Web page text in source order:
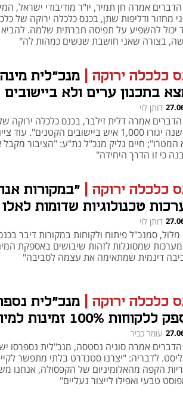
נפתח בכרטיסייה חדשה
You're NXT
נפתח בכרטיסייה חדשה
אמרה חן תמיר, יו"ר מודיבודי ישראל,
מחזור ודליפות שתן, בכנס כלכלה ירוקה של
יכול להשפיע על תפיסה חברתית שלמה.
בצורה שאני חושבת שנשים כמהות לה"
כלכלה ירוקה
מנכ"לית
בתכנון ערים ולא
דותן לוי
אמרה דלית זילבר, בכנס כלכלה ירוקה
15 שנה יגורו 1,000 איש ביישובים
המטרו"; חיים גליק מנכ"ל נת"ע: "הציבור
כי זו הדרך היחידה"
כלכלה ירוקה
"במקורות
טכנולוגיות שדומות
דותן לוי
מלול, סמנכ"ל פיתוח ולקוחות במקורות דיבר
שמסוגלות לזהות שיבושים באספקת
דינמית שמתאימה את עצמה לסביבה"
כלכלה ירוקה
מנכ"לית
100% זמינות למיחזור"
עומר כביר
אמרה סוניה נסטסה, מנכ"לית נספרסו
לדבריה: "יצרנו סטנדרט בלתי מתפשר
הקפה מהאלומיניום של הקפסולה, אנחנו
טבעי ואפילו לייצור נעליים"